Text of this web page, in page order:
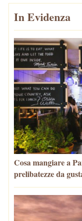
In Evidenza
Cosa mangiare a
prelibatezze da